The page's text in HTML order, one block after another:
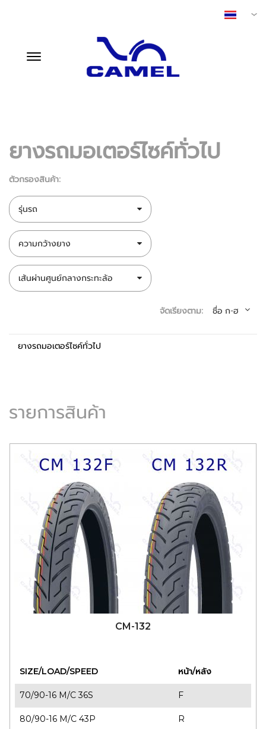
ยางรถมอเตอร์ไซค์ทั่วไป
ตัวกรองสินค้า:
รุ่นรถ
ความกว้างยาง
เส้นผ่านศูนย์กลางกระทะล้อ
จัดเรียงตาม: ชื่อ ก-ฮ
ยางรถมอเตอร์ไซค์ทั่วไป
รายการสินค้า
CM-132
SIZE/LOAD/SPEED
หน้า/หลัง
70/90-16 M/C 36S
F
80/90-16 M/C 43P
R